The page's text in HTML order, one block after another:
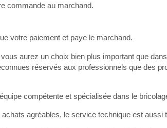
commande au marchand.
votre paiement et paye le marchand.
aurez un choix bien plus important que
réservés aux professionnels que des
compétente et spécialisée dans le
agréables, le service technique est